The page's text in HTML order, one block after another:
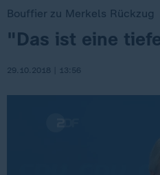
Bouffier zu Merkels Rückzug
:"Das ist eine
29.10.2018 | 13:56